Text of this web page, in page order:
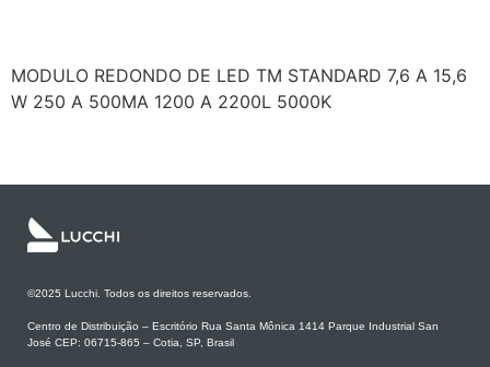
MODULO REDONDO DE LED TM STANDARD 7,6 A 15,6
W 250 A 500MA 1200 A 2200L 5000K
©2025 Lucchi. Todos os direitos reservados.
Centro de Distribuição – Escritório Rua Santa Mônica 1414 Parque Industrial San
José CEP: 06715-865 – Cotia, SP, Brasil